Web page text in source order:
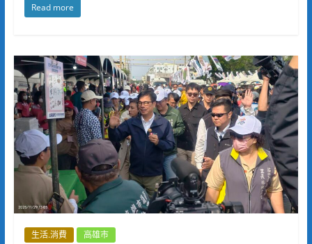
Read more
生活.消費 高雄市